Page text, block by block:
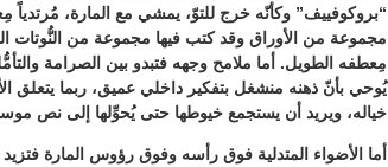
“بروكوفييف” وكأنّه خرج للتوّ، يمشي مع المارة، مُرتدياً
مجموعة من الأوراق وقد كتب فيها مجموعة من النُّوتات
مِعطفه الطويل. أما ملامح وجهه فتبدو بين الصرامة
يُوحي بأنّ ذهنه منشغل بتفكير داخلي عميق، ربما يتعلق
خياله، ويريد أن يستجمع خيوطها حتى يُحوِّلها إلى نص
أما الأضواء المتدلية فوق رأسه وفوق رؤوس المارة